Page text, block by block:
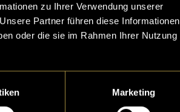
zu Ihrer Verwendung unserer
Partner führen diese Informationen
oder die sie im Rahmen Ihrer Nutzung
Marketing